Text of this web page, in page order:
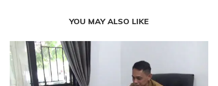
YOU MAY ALSO LIKE